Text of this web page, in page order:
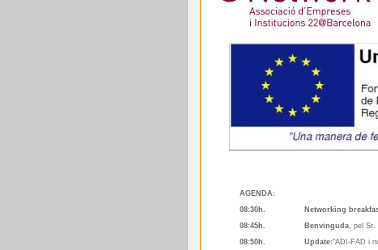
AGENDA:
08:30h.
Networking
08:45h.
Benvinguda , pel
08:50h.
Update:"ADI-FAD i